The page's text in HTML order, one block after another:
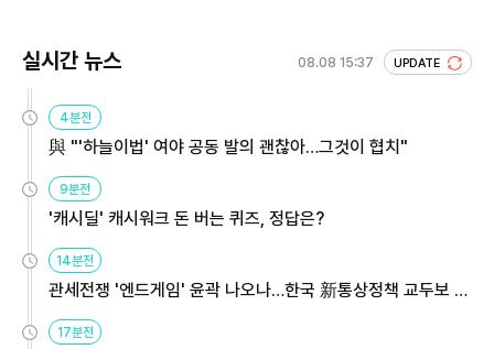
실시간 뉴스 08.08 15:37 UPDATE
4분전
與 "'하늘이법' 여야 공동 발의 괜찮아…그것이 협치"
9분전
'캐시딜' 캐시워크 돈 버는 퀴즈, 정답은?
14분전
관세전쟁 '엔드게임' 윤곽 나오나…한국 新통상정책 교두보 활
용해야
17분전